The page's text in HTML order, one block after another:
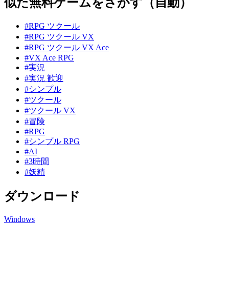
#RPG ツクール
#RPG ツクール VX
#RPG ツクール VX Ace
#VX Ace RPG
#実況
#実況 歓迎
#シンプル
#ツクール
#ツクール VX
#冒険
#RPG
#シンプル RPG
#AI
#3時間
#妖精
ダウンロード
Windows